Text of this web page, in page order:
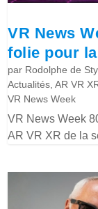
VR News
folie pour
par Rodolphe de
Actualités,AR VR
VR News Week
VR News Week
AR VR XR de la